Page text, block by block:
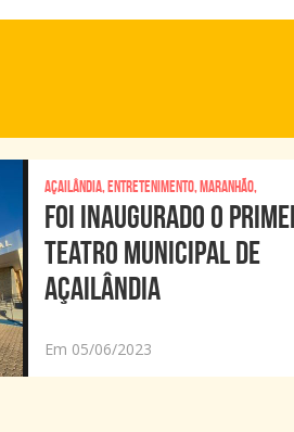
Açailândia, Entretenimento, Maranhão,
FOI INAUGURADO O
TEATRO MUNICIPAL DE
AÇAILÂNDIA
Em 05/06/2023